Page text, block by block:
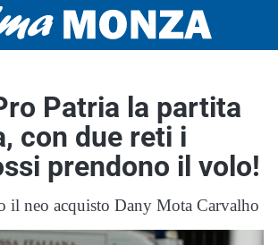
Patria la partita
con due reti i
prendono il volo!
il neo acquisto Dany Mota Carvalho